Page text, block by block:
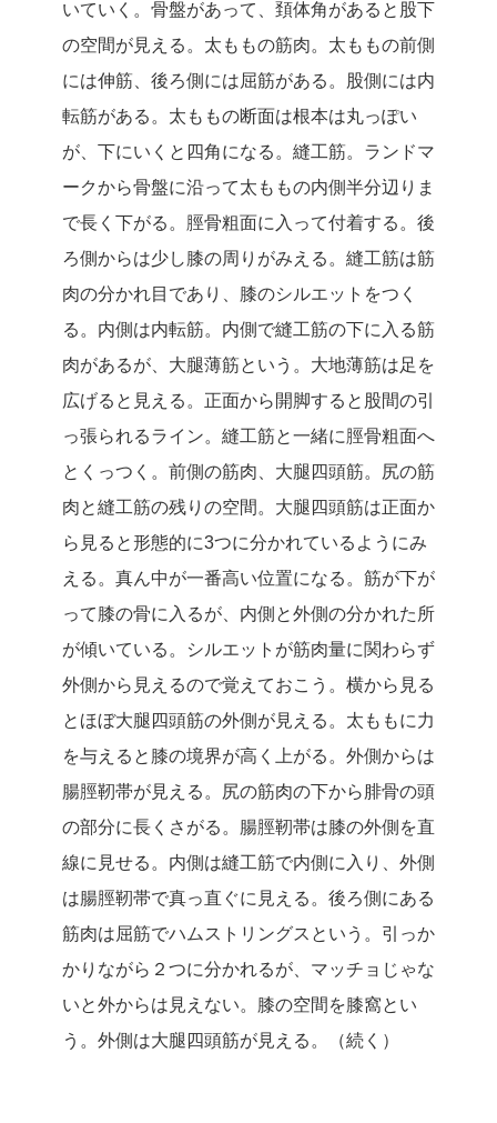
いていく。骨盤があって、頚体角があると股下
の空間が見える。太ももの筋肉。太ももの前側
には伸筋、後ろ側には屈筋がある。股側には内
転筋がある。太ももの断面は根本は丸っぽい
が、下にいくと四角になる。縫工筋。ランドマ
ークから骨盤に沿って太ももの内側半分辺りま
で長く下がる。脛骨粗面に入って付着する。後
ろ側からは少し膝の周りがみえる。縫工筋は筋
肉の分かれ目であり、膝のシルエットをつく
る。内側は内転筋。内側で縫工筋の下に入る筋
肉があるが、大腿薄筋という。大地薄筋は足を
広げると見える。正面から開脚すると股間の引
っ張られるライン。縫工筋と一緒に脛骨粗面へ
とくっつく。前側の筋肉、大腿四頭筋。尻の筋
肉と縫工筋の残りの空間。大腿四頭筋は正面か
ら見ると形態的に3つに分かれているようにみ
える。真ん中が一番高い位置になる。筋が下が
って膝の骨に入るが、内側と外側の分かれた所
が傾いている。シルエットが筋肉量に関わらず
外側から見えるので覚えておこう。横から見る
とほぼ大腿四頭筋の外側が見える。太ももに力
を与えると膝の境界が高く上がる。外側からは
腸脛靭帯が見える。尻の筋肉の下から腓骨の頭
の部分に長くさがる。腸脛靭帯は膝の外側を直
線に見せる。内側は縫工筋で内側に入り、外側
は腸脛靭帯で真っ直ぐに見える。後ろ側にある
筋肉は屈筋でハムストリングスという。引っか
かりながら２つに分かれるが、マッチョじゃな
いと外からは見えない。膝の空間を膝窩とい
う。外側は大腿四頭筋が見える。（続く）